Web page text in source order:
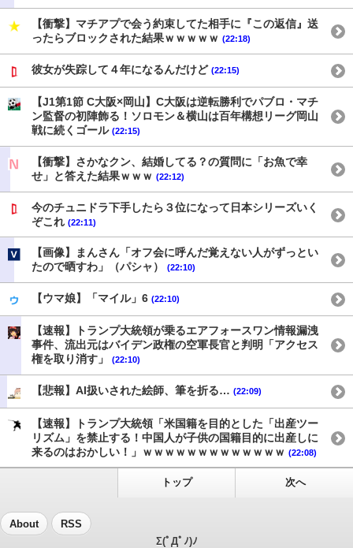
【衝撃】マチアプで会う約束してた相手に『この返信』送
ったらブロックされた結果ｗｗｗｗｗ (22:18)
彼女が失踪して４年になるんだけど (22:15)
【J1第1節 C大阪×岡山】C大阪は逆転勝利でパブロ・マチ
ン監督の初陣飾る！ソロモン＆横山は百年構想リーグ岡山
戦に続くゴール (22:15)
【衝撃】さかなクン、結婚してる？の質問に「お魚で幸
せ」と答えた結果ｗｗｗ (22:12)
今のチュニドラ下手したら３位になって日本シリーズいく
ぞこれ (22:11)
【画像】まんさん「オフ会に呼んだ覚えない人がずっとい
たので晒すわ」（パシャ）
(22:10)
【ウマ娘】「マイル」6 (22:10)
【速報】トランプ大統領が乗るエアフォースワン情報漏洩
事件、流出元はバイデン政権の空軍長官と判明「アクセス
権を取り消す」
(22:10)
【悲報】AI扱いされた絵師、筆を折る… (22:09)
【速報】トランプ大統領「米国籍を目的とした「出産ツー
リズム」を禁止する！中国人が子供の国籍目的に出産しに
来るのはおかしい！」ｗｗｗｗｗｗｗｗｗｗｗｗｗ (22:08)
トップ 次へ
About RSS
Σ(ﾟДﾟﾉ)ﾉ